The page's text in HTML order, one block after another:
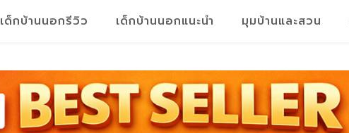
เด็กบ้านนอกรีวิว เด็กบ้านนอกแนะนำ มุมบ้านและสวน